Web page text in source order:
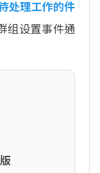
处理工作的件
组设置事件通